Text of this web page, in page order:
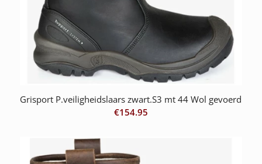
Grisport P.veiligheidslaars zwart.S3 mt 44 Wol gevoerd
€154.95